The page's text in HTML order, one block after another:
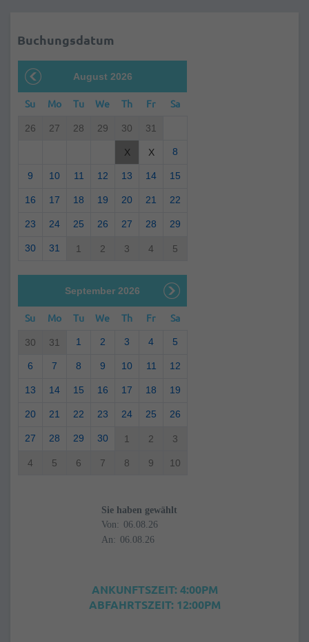
Buchungsdatum
August 2026
Su Mo Tu We Th Fr Sa
26 27 28 29 30 31
X X 8
9 10 11 12 13 14 15
16 17 18 19 20 21 22
23 24 25 26 27 28 29
30 31 1 2 3 4 5
September 2026
Su Mo Tu We Th Fr Sa
30 31 1 2 3 4 5
6 7 8 9 10 11 12
13 14 15 16 17 18 19
20 21 22 23 24 25 26
27 28 29 30 1 2 3
4 5 6 7 8 9 10
Sie haben gewählt
Von:
An:
ANKUNFTSZEIT: 4:00PM
ABFAHRTSZEIT: 12:00PM